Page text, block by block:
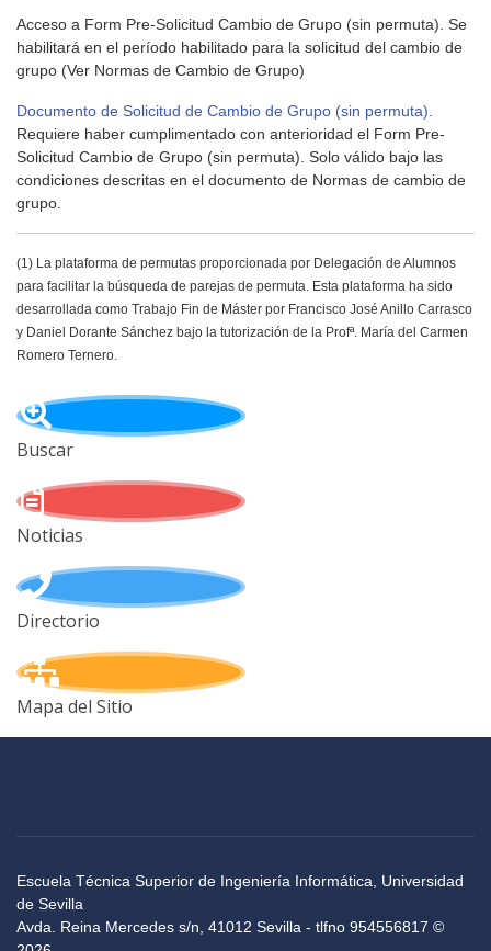
Acceso a Form Pre-Solicitud Cambio de Grupo (sin permuta). Se
habilitará en el período habilitado para la solicitud del cambio de
grupo (Ver Normas de Cambio de Grupo)
Documento de Solicitud de Cambio de Grupo (sin permuta)
Requiere haber cumplimentado con anterioridad el Form Pre-
Solicitud Cambio de Grupo (sin permuta). Solo válido bajo las
condiciones descritas en el documento de Normas de cambio de
grupo.
(1) La plataforma de permutas proporcionada por Delegación de Alumnos
para facilitar la búsqueda de parejas de permuta. Esta plataforma ha sido
desarrollada como Trabajo Fin de Máster por Francisco José Anillo Carrasco
y Daniel Dorante Sánchez bajo la tutorización de la Profª. María del Carmen
Romero Ternero.
Buscar
Noticias
Directorio
Mapa del Sitio
Escuela Técnica Superior de Ingeniería Informática, Universidad
de Sevilla
Avda. Reina Mercedes s/n, 41012 Sevilla - tlfno 954556817 ©